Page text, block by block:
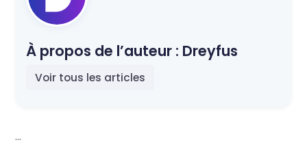
À propos de l’auteur : Dreyfus
Voir tous les articles
...